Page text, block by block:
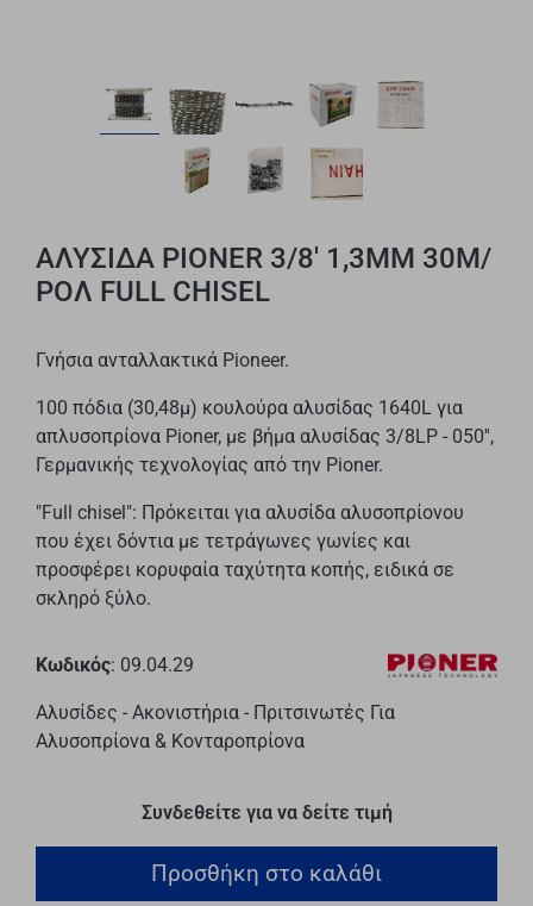
ΑΛΥΣΙΔΑ PIONER 3/8' 1,3MM 30Μ/
ΡΟΛ FULL CHISEL
Γνήσια ανταλλακτικά Pioneer.
100 πόδια (30,48μ) κουλούρα αλυσίδας 1640L για
απλυσοπρίονα Pioner, με βήμα αλυσίδας 3/8LP - 050'',
Γερμανικής τεχνολογίας από την Pioner.
"Full chisel": Πρόκειται για αλυσίδα αλυσοπρίονου
που έχει δόντια με τετράγωνες γωνίες και
προσφέρει κορυφαία ταχύτητα κοπής, ειδικά σε
σκληρό ξύλο.
Κωδικός: 09.04.29
Αλυσίδες - Ακονιστήρια - Πριτσινωτές Για
Αλυσοπρίονα & Κονταροπρίονα
Συνδεθείτε για να δείτε τιμή
Προσθήκη στο καλάθι